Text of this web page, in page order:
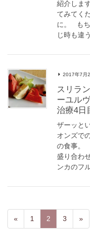
紹介しま
てみてく
に。 もち
じ時も違
2017年7月
スリランカの医療を受けてみるVol.9【ア
ーユル
治療4日
ザーッと
オンズで
の食事。
盛り合わ
ンカのフ
« 1 2 3 »